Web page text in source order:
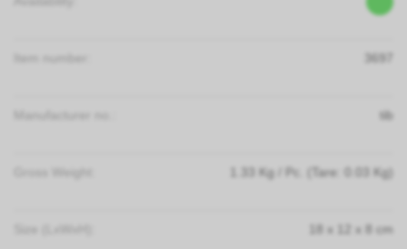
3697
tib
Kg / Pc. (Tare: 0.03 Kg)
x x cm